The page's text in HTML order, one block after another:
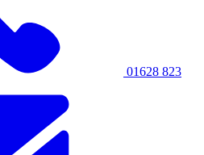
01628 823